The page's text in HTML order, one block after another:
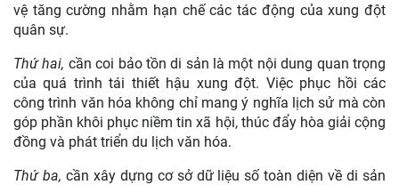
vệ tăng cường nhằm hạn chế các tác động của xung đột
quân sự.
Thứ hai, cần coi bảo tồn di sản là một nội dung quan trọng
của quá trình tái thiết hậu xung đột. Việc phục hồi các
công trình văn hóa không chỉ mang ý nghĩa lịch sử mà còn
góp phần khôi phục niềm tin xã hội, thúc đẩy hòa giải cộng
đồng và phát triển du lịch văn hóa.
Thứ ba, cần xây dựng cơ sở dữ liệu số toàn diện về di sản